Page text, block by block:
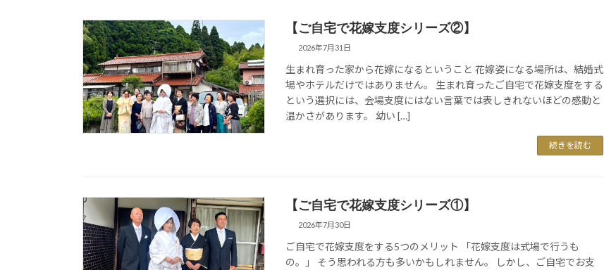
【ご自宅で花嫁支度シリーズ②】
2026年7月31日
生まれ育った家から花嫁になるということ 花嫁姿になる場所は、結婚式
場やホテルだけではありません。 生まれ育ったご自宅で花嫁支度をする
という選択には、会場支度にはない言葉では表しきれないほどの感動と
温かさがあります。 幼い […]
続きを読む
【ご自宅で花嫁支度シリーズ①】
2026年7月30日
ご自宅で花嫁支度をする5つのメリット 「花嫁支度は式場で行うも
の。」 そう思われる方も多いかもしれません。 しかし、ご自宅でお支